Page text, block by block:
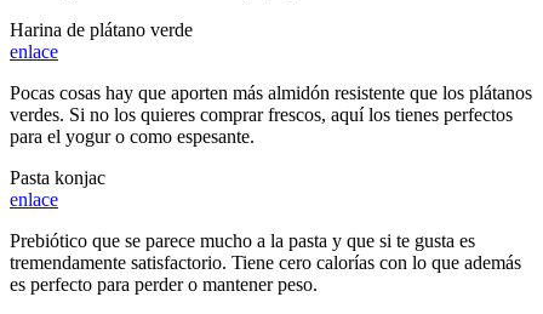
Harina de plátano verde
enlace
Pocas cosas hay que aporten más almidón resistente que los plátanos
verdes. Si no los quieres comprar frescos, aquí los tienes perfectos
para el yogur o como espesante.
Pasta konjac
enlace
Prebiótico que se parece mucho a la pasta y que si te gusta es
tremendamente satisfactorio. Tiene cero calorías con lo que además
es perfecto para perder o mantener peso.